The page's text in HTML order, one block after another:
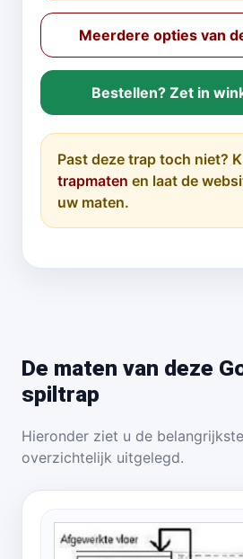
Meerdere opties van
Bestellen? Zet in
Past deze trap toch niet?
trapmaten en laat de
uw maten.
De maten van deze
spiltrap
Hieronder ziet u de
overzichtelijk uitgelegd.